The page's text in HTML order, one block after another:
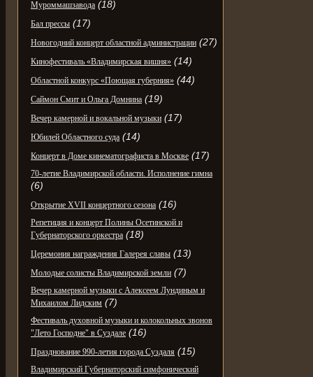
Муроммашзавода (18)
Бал прессы (17)
Новогодний концерт областной администрации (27)
Кинофестиваль «Владимирская вишня» (14)
Областной конкурс «Поющая губерния» (44)
Саймон Смит и Ольга Домнина (19)
Вечер камерной и вокальной музыки (17)
Юбилей Областного суда (14)
Концерт в Доме кинематографиста в Москве (17)
70-летие Владимирской области. Исполнение гимна
(6)
Открытие XVII концертного сезона (16)
Репетиция и концерт Полины Осетинской и
Губернаторского оркестра (18)
Церемония награждения Галерея славы (13)
Молодые солисты Владимирской земли (7)
Вечер камерной музыки с Алексеем Лундиным и
Михаилом Лидским (7)
Фестиваль духовной музыки и колокольных звонов
"Лето Господне" в Суздале (16)
Празднование 990-летия города Суздаля (15)
Владимирский Губернаторский симфонический